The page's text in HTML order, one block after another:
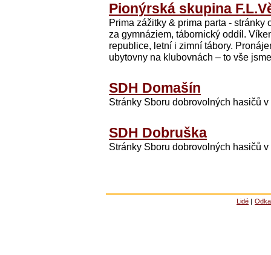
Pionýrská skupina
Prima zážitky & prima parta -
za gymnáziem, tábornický oddíl.
republice, letní i zimní tábory.
ubytovny na klubovnách – to vše
SDH Domašín
Stránky Sboru dobrovolných hasičů
SDH Dobruška
Stránky Sboru dobrovolných hasičů
Lidé |